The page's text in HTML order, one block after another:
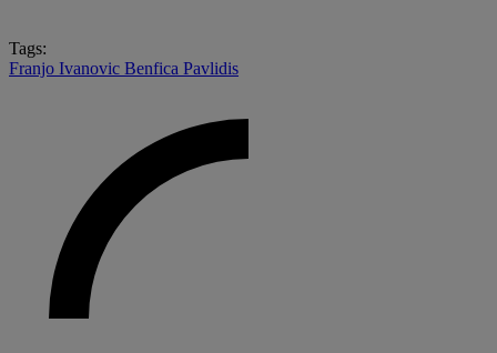
Tags:
Franjo Ivanovic Benfica Pavlidis